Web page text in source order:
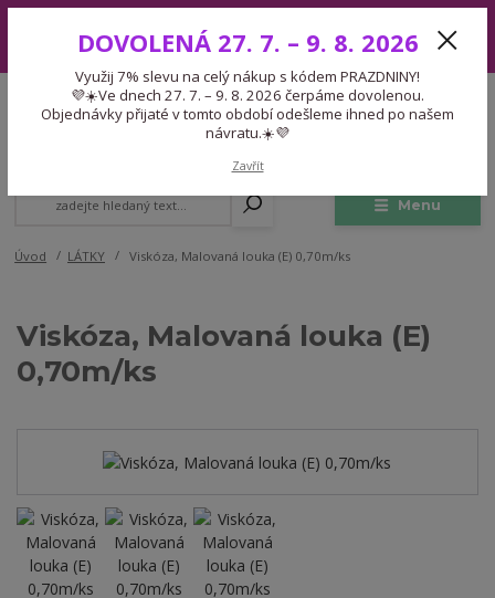
7. – 9. 8. 2026 čerpáme dovolenou. Objednávky přijaté v tomto období
odešleme ihned po našem návratu.☀️💜
Menu
CZK
Expedice 775 866 913
Po-Čt 9-15:30 Pá 9-14:30 Pauza 13-13:45
Úvod LÁTKY Viskóza, Malovaná louka (E) 0,70m/ks
Viskóza, Malovaná louka (E)
0,70m/ks
DOVOLENÁ 27. 7. – 9. 8. 2026
Využij 7% slevu na celý nákup s kódem PRAZDNINY!
💜☀️Ve dnech 27. 7. – 9. 8. 2026 čerpáme dovolenou.
Objednávky přijaté v tomto období odešleme ihned po našem
návratu.☀️💜
Zavřít